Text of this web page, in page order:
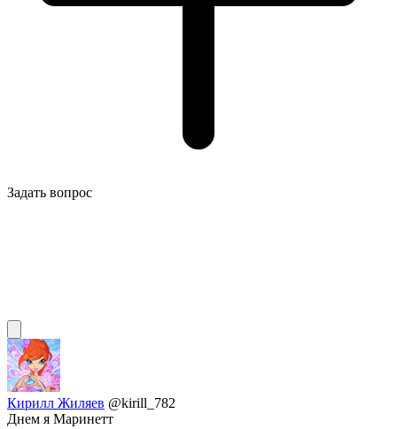
Задать вопрос
Кирилл Жиляев @kirill_782
Днем я Маринетт